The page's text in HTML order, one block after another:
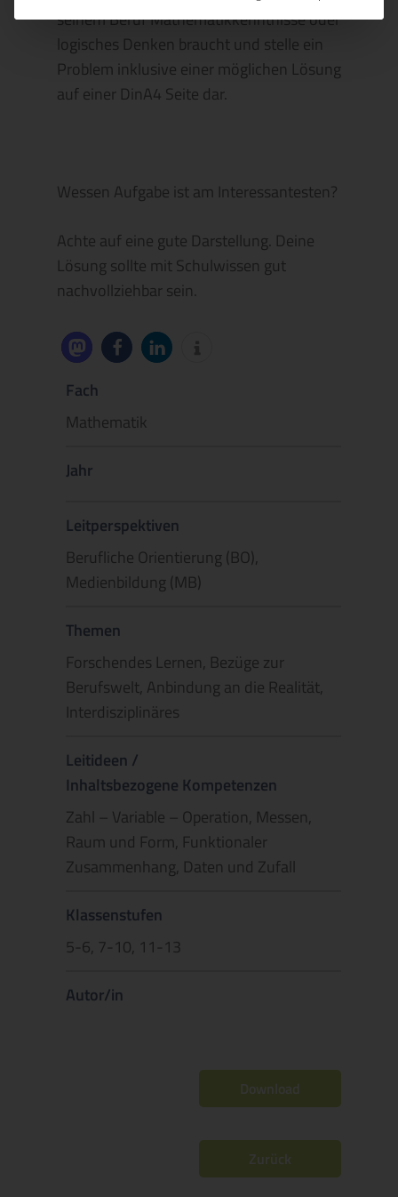
seinem Beruf Mathematikkenntnisse oder
logisches Denken braucht und stelle ein
Problem inklusive einer möglichen Lösung
auf einer DinA4 Seite dar.
Wessen Aufgabe ist am Interessantesten?
Achte auf eine gute Darstellung. Deine
Lösung sollte mit Schulwissen gut
nachvollziehbar sein.
Fach
Mathematik
Jahr
Leitperspektiven
Berufliche Orientierung (BO),
Medienbildung (MB)
Themen
Forschendes Lernen, Bezüge zur
Berufswelt, Anbindung an die Realität,
Interdisziplinäres
Leitideen /
Inhaltsbezogene Kompetenzen
Zahl – Variable – Operation, Messen,
Raum und Form, Funktionaler
Zusammenhang, Daten und Zufall
Klassenstufen
5-6, 7-10, 11-13
Autor/in
Download
Zurück